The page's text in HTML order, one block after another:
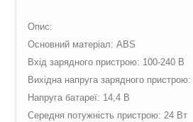
Опис:
Основний матеріал: ABS
Вхід зарядного пристрою: 100-240 В
Вихідна напруга зарядного
Напруга батареї: 14,4 В
Середня потужність пристрою: 24 Вт